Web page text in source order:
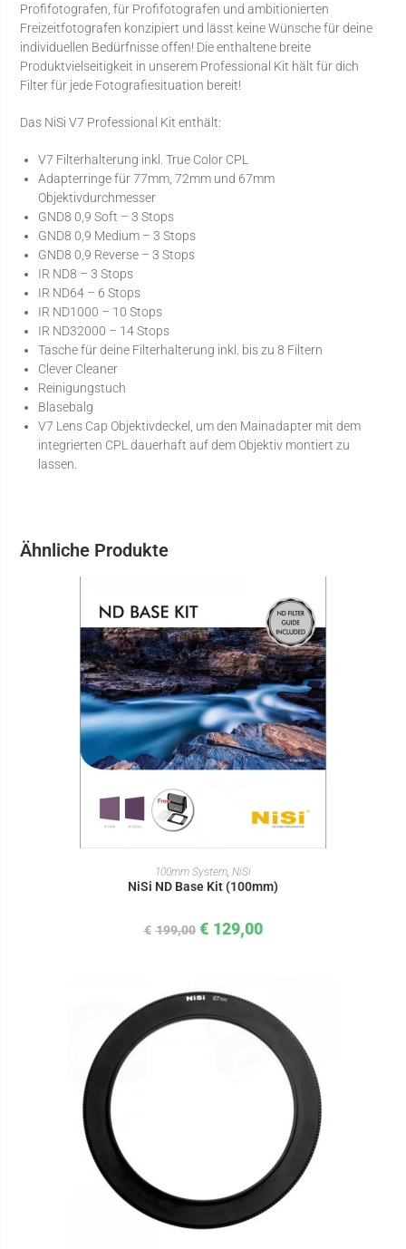
Profifotografen, für Profifotografen und ambitionierten
Freizeitfotografen konzipiert und lässt keine Wünsche für deine
individuellen Bedürfnisse offen! Die enthaltene breite
Produktvielseitigkeit in unserem Professional Kit hält für dich
Filter für jede Fotografiesituation bereit!
Das NiSi V7 Professional Kit enthält:
V7 Filterhalterung inkl. True Color CPL
Adapterringe für 77mm, 72mm und 67mm
Objektivdurchmesser
GND8 0,9 Soft – 3 Stops
GND8 0,9 Medium – 3 Stops
GND8 0,9 Reverse – 3 Stops
IR ND8 – 3 Stops
IR ND64 – 6 Stops
IR ND1000 – 10 Stops
IR ND32000 – 14 Stops
Tasche für deine Filterhalterung inkl. bis zu 8 Filtern
Clever Cleaner
Reinigungstuch
Blasebalg
V7 Lens Cap Objektivdeckel, um den Mainadapter mit dem
integrierten CPL dauerhaft auf dem Objektiv montiert zu
lassen.
Ähnliche Produkte
IN DEN WARENKORB
100mm System, NiSi
NiSi ND Base Kit (100mm)
€ 199,00 € 129,00